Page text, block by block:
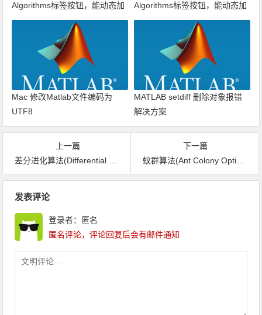
Algorithms标签按钮，能动态加
载算法列表
Algorithms标签按钮，能动态加
载算法列表
Mac 修改Matlab文件编码为
UTF8
MATLAB setdiff 删除对象报错
解决方案
上一篇
差分进化算法(Differential Evolution,DE)流程和思维导图
下一篇
蚁群算法(Ant Colony Optimization,ACO)流程和思维导图
发表评论
登录者：匿名
匿名评论，评论回复后会有邮件通知